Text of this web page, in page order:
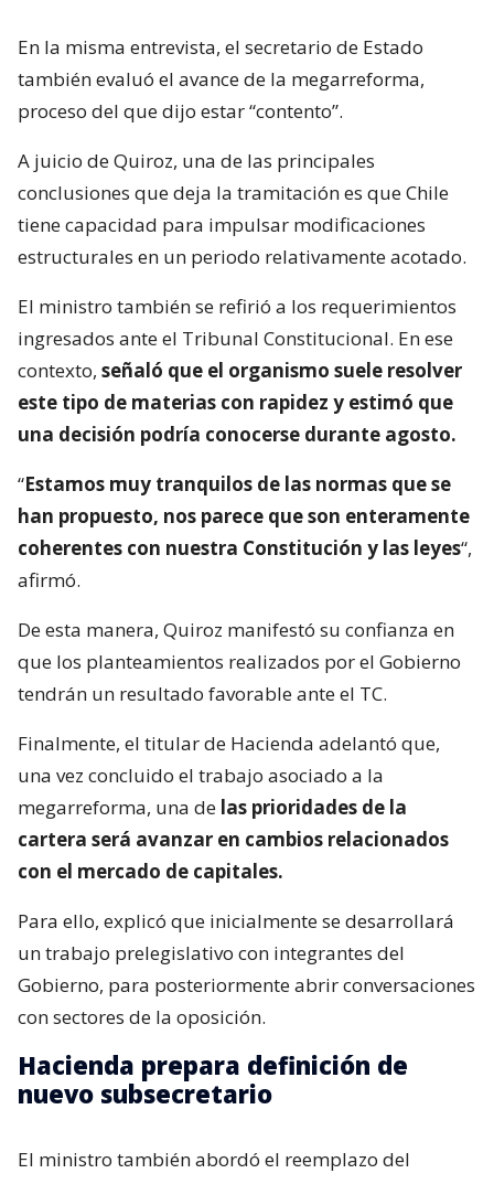
En la misma entrevista, el secretario de Estado
también evaluó el avance de la megarreforma,
proceso del que dijo estar “contento”.
A juicio de Quiroz, una de las principales
conclusiones que deja la tramitación es que Chile
tiene capacidad para impulsar modificaciones
estructurales en un periodo relativamente acotado.
El ministro también se refirió a los requerimientos
ingresados ante el Tribunal Constitucional. En ese
contexto, señaló que el organismo suele resolver
este tipo de materias con rapidez y estimó que
una decisión podría conocerse durante agosto.
“Estamos muy tranquilos de las normas que se
han propuesto, nos parece que son enteramente
coherentes con nuestra Constitución y las leyes“,
afirmó.
De esta manera, Quiroz manifestó su confianza en
que los planteamientos realizados por el Gobierno
tendrán un resultado favorable ante el TC.
Finalmente, el titular de Hacienda adelantó que,
una vez concluido el trabajo asociado a la
megarreforma, una de las prioridades de la
cartera será avanzar en cambios relacionados
con el mercado de capitales.
Para ello, explicó que inicialmente se desarrollará
un trabajo prelegislativo con integrantes del
Gobierno, para posteriormente abrir conversaciones
con sectores de la oposición.
Hacienda prepara definición de
nuevo subsecretario
El ministro también abordó el reemplazo del